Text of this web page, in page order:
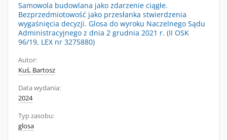
Samowola budowlana jako zdarzenie ciągłe.
Bezprzedmiotowość jako przesłanka stwierdzenia
wygaśnięcia decyzji. Glosa do wyroku Naczelnego Sądu
Administracyjnego z dnia 2 grudnia 2021 r. (II OSK
96/19, LEX nr 3275880)
Autor:
Kuś, Bartosz
Data wydania:
2024
Typ zasobu:
glosa